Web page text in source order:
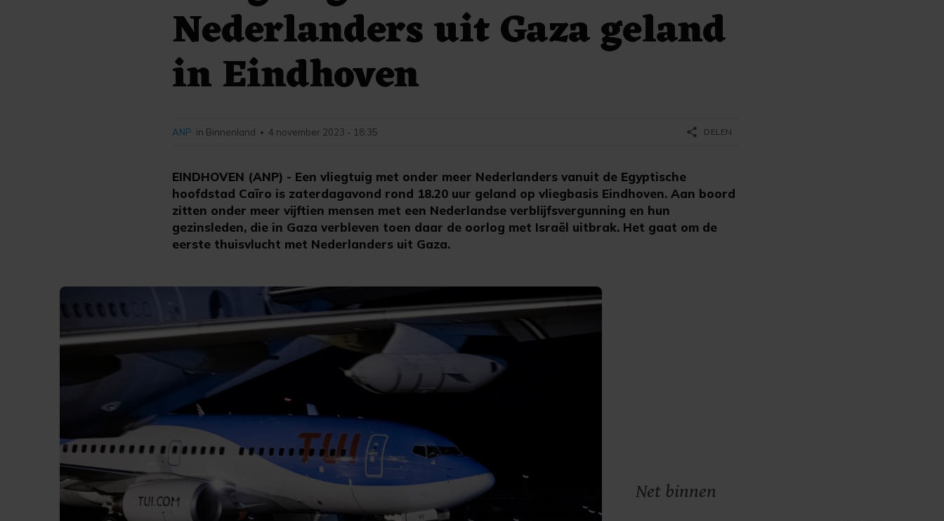
Nederlanders uit Gaza geland
in Eindhoven
EINDHOVEN (ANP) - Een vliegtuig met onder meer Nederlanders vanuit de Egyptische
hoofdstad Caïro is zaterdagavond rond 18.20 uur geland op vliegbasis Eindhoven. Aan boord
zitten onder meer vijftien mensen met een Nederlandse verblijfsvergunning en hun
gezinsleden, die in Gaza verbleven toen daar de oorlog met Israël uitbrak. Het gaat om de
eerste thuisvlucht met Nederlanders uit Gaza.
ANP in Binnenland • 4 november 2023 - 18:35 share DELEN
Net binnen